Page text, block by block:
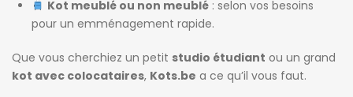
Kot meublé ou non meublé: selon vos besoins
pour un emménagement rapide.
Que vous cherchiez un petit studio étudiant ou un grand
kot avec colocataires, Kots.be a ce qu’il vous faut.